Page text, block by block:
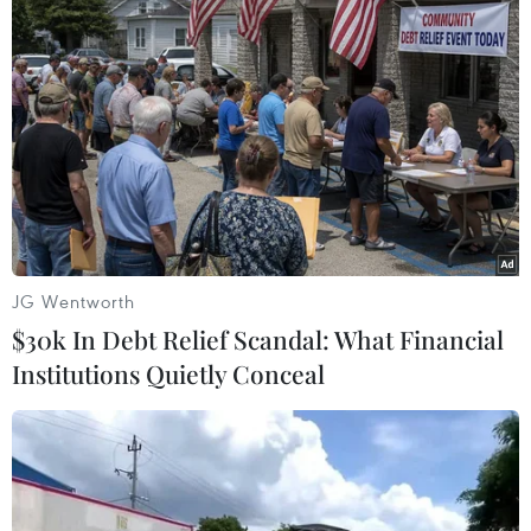
'Cuộc chơi đi tìm người chịu thiệt’ và
lời xin lỗi muộn của Viwasupco
25/10/2019 04:25
Viwasupco chính thức xin lỗi dân sau
17 ngày sự cố nước nhiễm dầu bẩn
25/10/2019 01:54
Phát hiện nhiều dầu thải còn lưu trữ
tại Công ty gốm sứ Thanh Hà
23/10/2019 13:47
JG Wentworth
$30k In Debt Relief Scandal: What Financial
Institutions Quietly Conceal